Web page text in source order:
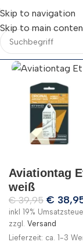
Skip to navigation
Skip to main
Aviationtag
weiß
€39,95 €
inkl 19%
zzgl. Versand
Lieferzeit: ca. 1-3